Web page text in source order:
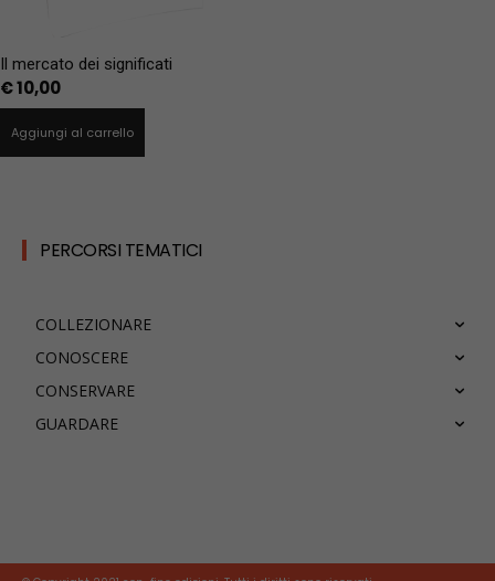
Il mercato dei significati
€10,00
Aggiungi al carrello
PERCORSI TEMATICI
COLLEZIONARE
CONOSCERE
CONSERVARE
GUARDARE